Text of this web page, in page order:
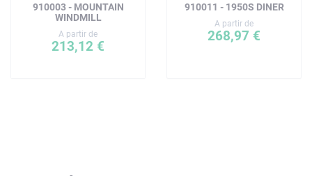
910003 - MOUNTAIN
WINDMILL
A partir de
213,12 €
910011 - 1950S DINER
A partir de
268,97 €